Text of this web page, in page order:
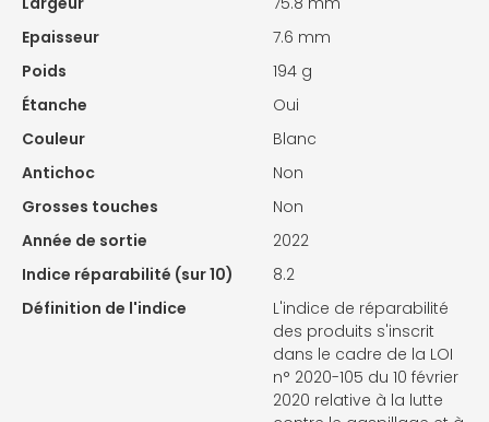
Epaisseur
7.6 mm
Poids
194 g
Étanche
Oui
Couleur
Blanc
Antichoc
Non
Grosses touches
Non
Année de sortie
2022
Indice réparabilité (sur 10)
8.2
Définition de l'indice
L'indice de réparabilité
des produits s'inscrit
dans le cadre de la LOI
n° 2020-105 du 10 février
2020 relative à la lutte